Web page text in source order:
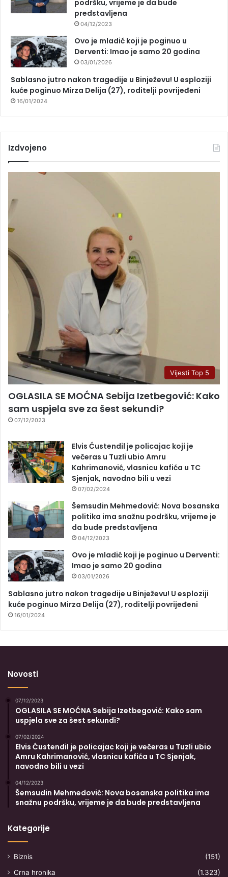
podršku, vrijeme je da bude
predstavljena
04/12/2023
Ovo je mladić koji je poginuo u
Derventi: Imao je samo 20 godina
03/01/2026
Sablasno jutro nakon tragedije u Binježevu! U esploziji
kuće poginuo Mirza Delija (27), roditelji povrijeđeni
16/01/2024
Izdvojeno
Vijesti Top 5
OGLASILA SE MOĆNA Sebija Izetbegović: Kako
sam uspjela sve za šest sekundi?
07/12/2023
Elvis Ćustendil je policajac koji je
večeras u Tuzli ubio Amru
Kahrimanović, vlasnicu kafića u TC
Sjenjak, navodno bili u vezi
07/02/2024
Šemsudin Mehmedović: Nova bosanska
politika ima snažnu podršku, vrijeme je
da bude predstavljena
04/12/2023
Ovo je mladić koji je poginuo u Derventi:
Imao je samo 20 godina
03/01/2026
Sablasno jutro nakon tragedije u Binježevu! U esploziji
kuće poginuo Mirza Delija (27), roditelji povrijeđeni
16/01/2024
Novosti
07/12/2023
OGLASILA SE MOĆNA Sebija Izetbegović: Kako sam
uspjela sve za šest sekundi?
07/02/2024
Elvis Ćustendil je policajac koji je večeras u Tuzli ubio
Amru Kahrimanović, vlasnicu kafića u TC Sjenjak,
navodno bili u vezi
04/12/2023
Šemsudin Mehmedović: Nova bosanska politika ima
snažnu podršku, vrijeme je da bude predstavljena
Kategorije
Biznis
(151)
Crna hronika
(1.323)